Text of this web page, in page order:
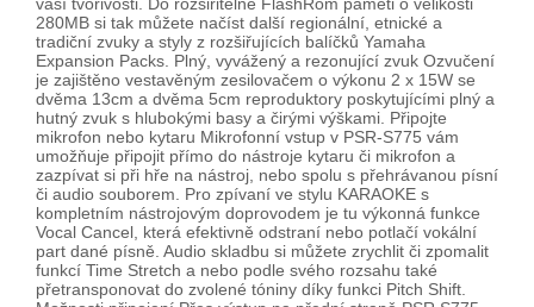
280MB si tak můžete načíst další regionální, etnické a
tradiční zvuky a styly z rozšiřujících balíčků Yamaha
Expansion Packs. Plný, vyvážený a rezonující zvuk Ozvučení
je zajištěno vestavěným zesilovačem o výkonu 2 x 15W se
dvěma 13cm a dvěma 5cm reproduktory poskytujícími plný a
hutný zvuk s hlubokými basy a čirými výškami. Připojte
mikrofon nebo kytaru Mikrofonní vstup v PSR-S775 vám
umožňuje připojit přímo do nástroje kytaru či mikrofon a
zazpívat si při hře na nástroj, nebo spolu s přehrávanou písní
či audio souborem. Pro zpívaní ve stylu KARAOKE s
kompletním nástrojovým doprovodem je tu výkonná funkce
Vocal Cancel, která efektivně odstraní nebo potlačí vokální
part dané písně. Audio skladbu si můžete zrychlit či zpomalit
funkcí Time Stretch a nebo podle svého rozsahu také
přetransponovat do zvolené tóniny díky funkci Pitch Shift.